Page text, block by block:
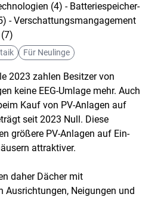
(4) - Batteriespeicher-
- Verschattungsmangagement
Für Neulinge
2023 zahlen Besitzer von
keine EEG-Umlage mehr. Auch
Kauf von PV-Anlagen auf
seit 2023 Null. Diese
größere PV-Anlagen auf Ein-
attraktiver.
daher Dächer mit
Ausrichtungen, Neigungen und